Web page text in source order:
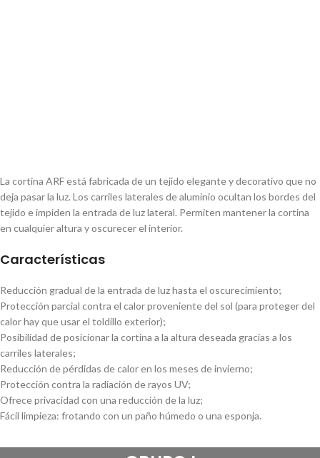
La cortina ARF está fabricada de un tejido elegante y decorativo que no
deja pasar la luz. Los carriles laterales de aluminio ocultan los bordes del
tejido e impiden la entrada de luz lateral. Permiten mantener la cortina
en cualquier altura y oscurecer el interior.
Características
Reducción gradual de la entrada de luz hasta el oscurecimiento;
Protección parcial contra el calor proveniente del sol (para proteger del
calor hayque usar el toldillo exterior);
Posibilidad de posicionar la cortina a la altura deseada gracias a los
carriles laterales;
Reducción de pérdidas de calor en los meses de invierno;
Protección contra la radiación de rayos UV;
Ofrece privacidad con una reducción de la luz;
Fácil limpieza: frotando con un paño húmedo o una esponja.